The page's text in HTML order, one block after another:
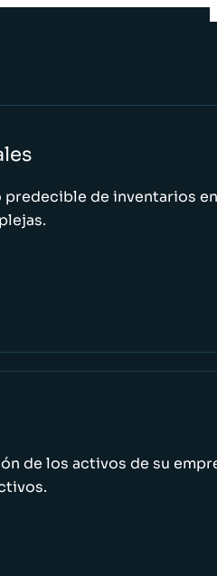
predecible de inventarios en
de los activos de su